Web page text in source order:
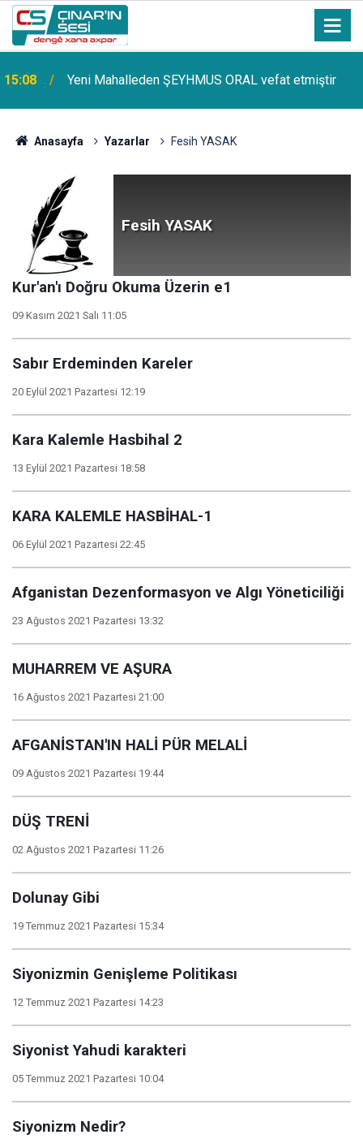
14:51
Çınar ilçemize bağlı Kûrik Köyünden MEYRİ GÜL
vefat etmiştir
Anasayfa Yazarlar Fesih YASAK
Fesih YASAK
Kur'an'ı Doğru Okuma Üzerin e1
09 Kasım 2021 Salı 11:05
Sabır Erdeminden Kareler
20 Eylül 2021 Pazartesi 12:19
Kara Kalemle Hasbihal 2
13 Eylül 2021 Pazartesi 18:58
KARA KALEMLE HASBİHAL-1
06 Eylül 2021 Pazartesi 22:45
Afganistan Dezenformasyon ve Algı Yöneticiliği
23 Ağustos 2021 Pazartesi 13:32
MUHARREM VE AŞURA
16 Ağustos 2021 Pazartesi 21:00
AFGANİSTAN'IN HALİ PÜR MELALİ
09 Ağustos 2021 Pazartesi 19:44
DÜŞ TRENİ
02 Ağustos 2021 Pazartesi 11:26
Dolunay Gibi
19 Temmuz 2021 Pazartesi 15:34
Siyonizmin Genişleme Politikası
12 Temmuz 2021 Pazartesi 14:23
Siyonist Yahudi karakteri
05 Temmuz 2021 Pazartesi 10:04
Siyonizm Nedir?